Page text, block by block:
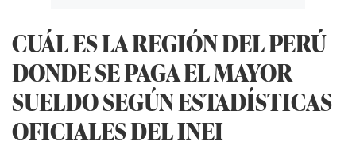
CUÁL ES LA REGIÓN DEL PERÚ
DONDE SE PAGA EL MAYOR
SUELDO SEGÚN ESTADÍSTICAS
OFICIALES DEL INEI